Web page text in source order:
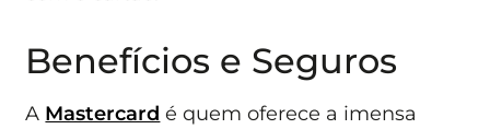
Benefícios e Seguros
A Mastercard é quem oferece a imensa